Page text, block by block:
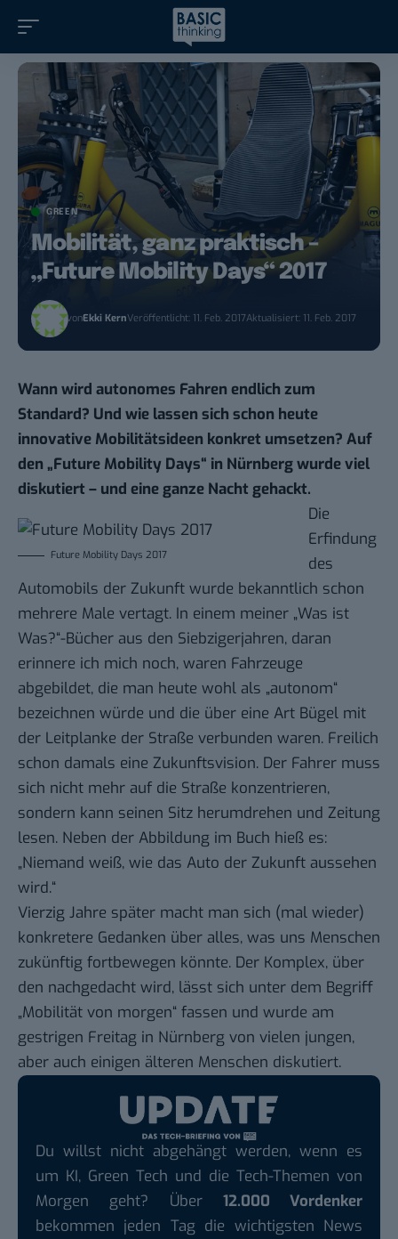
GREEN
Mobilität, ganz praktisch –
„Future Mobility Days“ 2017
vonEkki KernVeröffentlicht: 11. Feb. 2017Aktualisiert: 11. Feb. 2017
Wann wird autonomes Fahren endlich zum
Standard? Und wie lassen sich schon heute
innovative Mobilitätsideen konkret umsetzen? Auf
den „Future Mobility Days“ in Nürnberg wurde viel
diskutiert – und eine ganze Nacht gehackt.
Future Mobility Days 2017
Die
Erfindung
des
Automobils der Zukunft wurde bekanntlich schon
mehrere Male vertagt. In einem meiner „Was ist
Was?“-Bücher aus den Siebzigerjahren, daran
erinnere ich mich noch, waren Fahrzeuge
abgebildet, die man heute wohl als „autonom“
bezeichnen würde und die über eine Art Bügel mit
der Leitplanke der Straße verbunden waren. Freilich
schon damals eine Zukunftsvision. Der Fahrer muss
sich nicht mehr auf die Straße konzentrieren,
sondern kann seinen Sitz herumdrehen und Zeitung
lesen. Neben der Abbildung im Buch hieß es:
„Niemand weiß, wie das Auto der Zukunft aussehen
wird.“
Vierzig Jahre später macht man sich (mal wieder)
konkretere Gedanken über alles, was uns Menschen
zukünftig fortbewegen könnte. Der Komplex, über
den nachgedacht wird, lässt sich unter dem Begriff
„Mobilität von morgen“ fassen und wurde am
gestrigen Freitag in Nürnberg von vielen jungen,
aber auch einigen älteren Menschen diskutiert.
Du willst nicht abgehängt werden, wenn es
um KI, Green Tech und die Tech-Themen von
Morgen geht? Über 12.000 Vordenker
bekommen jeden Tag die wichtigsten News